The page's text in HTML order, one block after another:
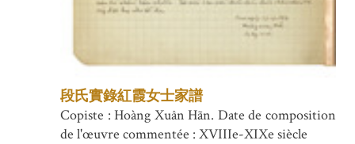
段氏實錄紅霞女士家譜
Copiste : Hoàng Xuân Hãn. Date de composition
de l'œuvre commentée : XVIIIe-XIXe siècle